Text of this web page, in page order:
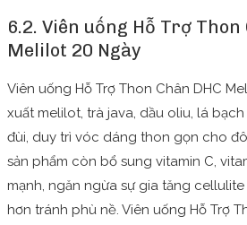
6.2. Viên uống Hỗ Trợ Thon
Melilot 20 Ngày
Viên uống Hỗ Trợ Thon Chân DHC
xuất melilot, trà java, dầu oliu, lá
đùi, duy trì vóc dáng thon gọn cho
sản phẩm còn bổ sung vitamin C,
mạnh, ngăn ngừa sự gia tăng
hơn tránh phù nề. Viên uống Hỗ Trợ